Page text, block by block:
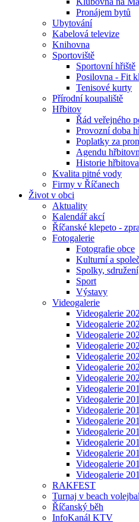
Pronájem bytů
Ubytování
Kabelová televize
Knihovna
Sportoviště
Sportovní hřiště
Posilovna - Fit
Tenisové kurty
Přírodní koupaliště
Hřbitov
Řád veřejného
Provozní doba
Poplatky za
Agendu
Historie
Kvalita pitné vody
Firmy v Říčanech
Život v obci
Aktuality
Kalendář akcí
Říčanské klepeto -
Fotogalerie
Fotografie obce
Kulturní a
Spolky,
Sport
Výstavy
Videogalerie
Videogalerie
Videogalerie
Videogalerie
Videogalerie
Videogalerie
Videogalerie
Videogalerie
Videogalerie
Videogalerie
Videogalerie
Videogalerie
Videogalerie
Videogalerie
Videogalerie
Videogalerie
Videogalerie
RAKFEST
Turnaj v beach
Říčanský běh
InfoKanál KTV